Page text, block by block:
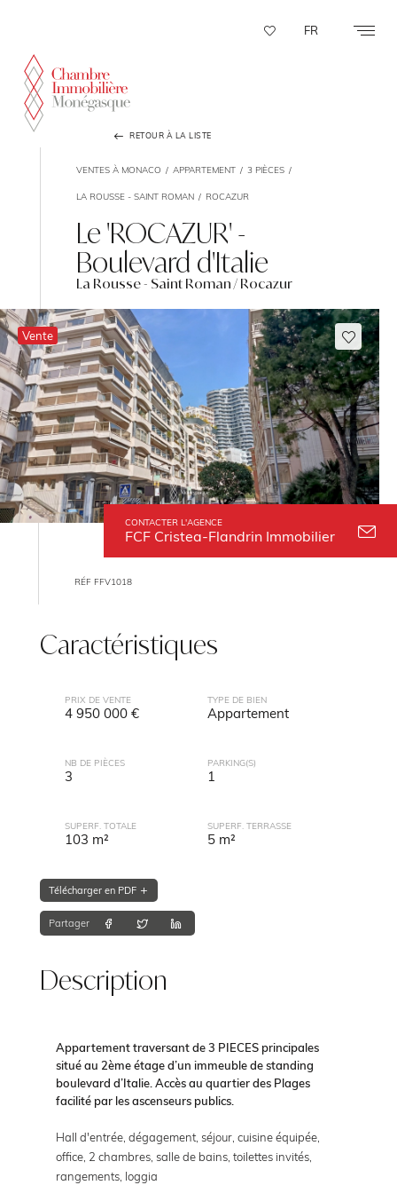
FR
RETOUR À LA LISTE
VENTES À MONACO APPARTEMENT 3 PIÈCES
LA ROUSSE - SAINT ROMAN ROCAZUR
Le 'ROCAZUR' -
Boulevard d'Italie
La Rousse - Saint Roman / Rocazur
CONTACTER L'AGENCE
FCF Cristea-Flandrin Immobilier
Vente
RÉF FFV1018
Caractéristiques
PRIX DE VENTE
4 950 000 €
TYPE DE BIEN
Appartement
NB DE PIÈCES
3
PARKING(S)
1
SUPERF. TOTALE
103 m²
SUPERF. TERRASSE
5 m²
Télécharger en PDF
Partager
Description
Appartement traversant de 3 PIECES principales
situé au 2ème étage d’un immeuble de standing
boulevard d’Italie. Accès au quartier des Plages
facilité par les ascenseurs publics.
Hall d'entrée, dégagement, séjour, cuisine équipée,
office, 2 chambres, salle de bains, toilettes invités,
rangements, loggia